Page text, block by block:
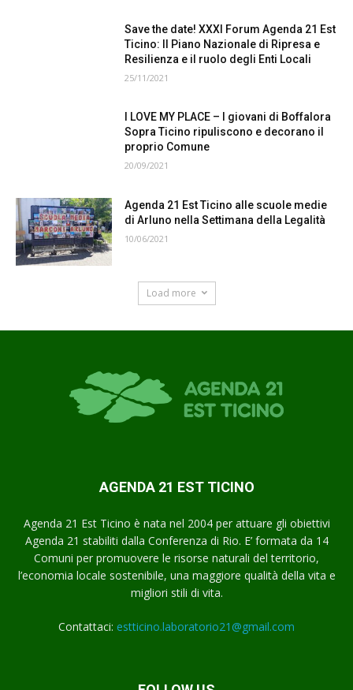
Save the date! XXXI Forum Agenda 21 Est
Ticino: Il Piano Nazionale di Ripresa e
Resilienza e il ruolo degli Enti Locali
25/11/2021
I LOVE MY PLACE – I giovani di Boffalora
Sopra Ticino ripuliscono e decorano il
proprio Comune
20/09/2021
Agenda 21 Est Ticino alle scuole medie
di Arluno nella Settimana della Legalità
10/06/2021
Load more
AGENDA 21 EST TICINO
Agenda 21 Est Ticino è nata nel 2004 per attuare gli obiettivi
Agenda 21 stabiliti dalla Conferenza di Rio. E’ formata da 14
Comuni per promuovere le risorse naturali del territorio,
l’economia locale sostenibile, una maggiore qualità della vita e
migliori stili di vita.
Contattaci: estticino.laboratorio21@gmail.com